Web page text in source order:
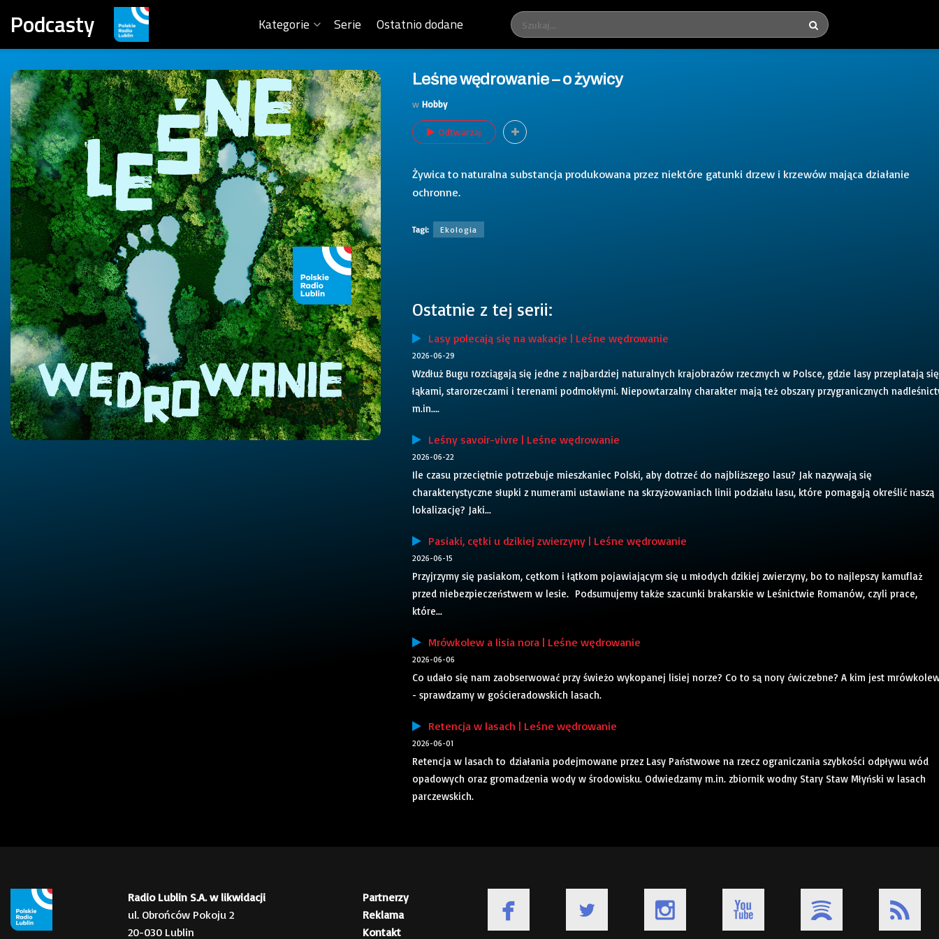
Podcasty Kategorie Serie Ostatnio dodane
Leśne wędrowanie – o żywicy
w Hobby
Odtwarzaj
Żywica to naturalna substancja produkowana przez niektóre gatunki drzew i krzewów mająca działanie
ochronne.
Tagi: Ekologia
Ostatnie z tej serii:
Lasy polecają się na wakacje | Leśne wędrowanie
2026-06-29
Wzdłuż Bugu rozciągają się jedne z najbardziej naturalnych krajobrazów rzecznych w Polsce, gdzie lasy przeplatają
łąkami, starorzeczami i terenami podmokłymi. Niepowtarzalny charakter mają też obszary przygranicznych
m.in....
Leśny savoir-vivre | Leśne wędrowanie
2026-06-22
Ile czasu przeciętnie potrzebuje mieszkaniec Polski, aby dotrzeć do najbliższego lasu? Jak nazywają się
charakterystyczne słupki z numerami ustawiane na skrzyżowaniach linii podziału lasu, które pomagają określić naszą
lokalizację? Jaki...
Pasiaki, cętki u dzikiej zwierzyny | Leśne wędrowanie
2026-06-15
Przyjrzymy się pasiakom, cętkom i łątkom pojawiającym się u młodych dzikiej zwierzyny, bo to najlepszy kamuflaż
przed niebezpieczeństwem w lesie. Podsumujemy także szacunki brakarskie w Leśnictwie Romanów, czyli prace,
które...
Mrówkolew a lisia nora | Leśne wędrowanie
2026-06-06
Co udało się nam zaobserwować przy świeżo wykopanej lisiej norze? Co to są nory ćwiczebne? A kim jest
- sprawdzamy w gościeradowskich lasach.
Retencja w lasach | Leśne wędrowanie
2026-06-01
Retencja w lasach to działania podejmowane przez Lasy Państwowe na rzecz ograniczania szybkości odpływu wód
opadowych oraz gromadzenia wody w środowisku. Odwiedzamy m.in. zbiornik wodny Stary Staw Młyński w lasach
parczewskich.
Radio Lublin S.A. w likwidacji
ul. Obrońców Pokoju 2
20-030 Lublin
Partnerzy
Reklama
Kontakt